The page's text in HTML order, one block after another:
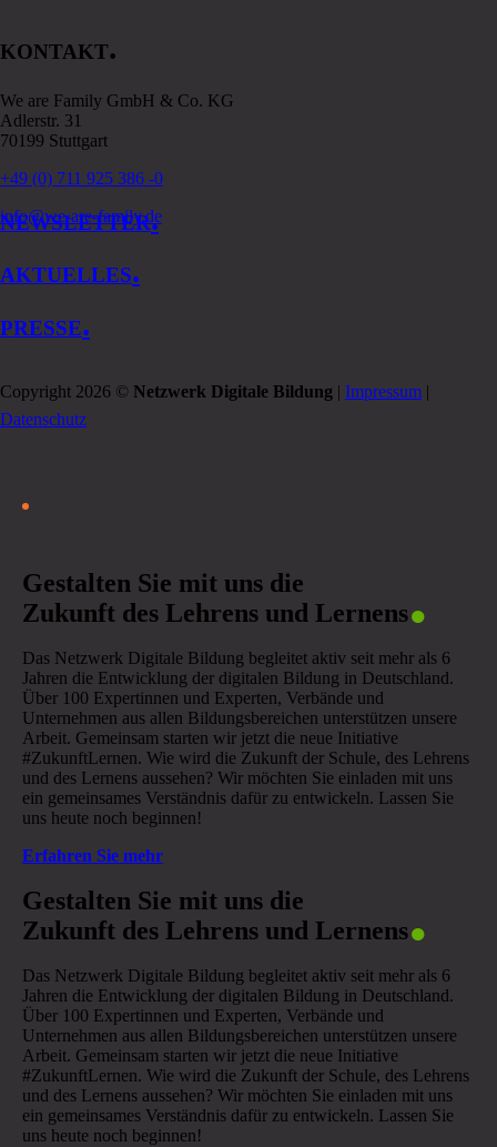
KONTAKT.
We are Family GmbH & Co. KG
Adlerstr. 31
70199 Stuttgart
+49 (0) 711 925 386 -0
info@we-are-family.de
NEWSLETTER.
AKTUELLES.
PRESSE.
Copyright 2026 © Netzwerk Digitale Bildung | Impressum |
Datenschutz
Gestalten Sie mit uns die
Zukunft des Lehrens und Lernens.
Das Netzwerk Digitale Bildung begleitet aktiv seit mehr als 6
Jahren die Entwicklung der digitalen Bildung in Deutschland.
Über 100 Expertinnen und Experten, Verbände und
Unternehmen aus allen Bildungsbereichen unterstützen unsere
Arbeit. Gemeinsam starten wir jetzt die neue Initiative
#ZukunftLernen. Wie wird die Zukunft der Schule, des Lehrens
und des Lernens aussehen? Wir möchten Sie einladen mit uns
ein gemeinsames Verständnis dafür zu entwickeln. Lassen Sie
uns heute noch beginnen!
Erfahren Sie mehr
Gestalten Sie mit uns die
Zukunft des Lehrens und Lernens.
Das Netzwerk Digitale Bildung begleitet aktiv seit mehr als 6
Jahren die Entwicklung der digitalen Bildung in Deutschland.
Über 100 Expertinnen und Experten, Verbände und
Unternehmen aus allen Bildungsbereichen unterstützen unsere
Arbeit. Gemeinsam starten wir jetzt die neue Initiative
#ZukunftLernen. Wie wird die Zukunft der Schule, des Lehrens
und des Lernens aussehen? Wir möchten Sie einladen mit uns
ein gemeinsames Verständnis dafür zu entwickeln. Lassen Sie
uns heute noch beginnen!